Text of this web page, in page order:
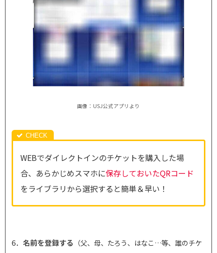
画像：USJ公式アプリより
WEBでダイレクトインのチケットを購入した場
合、あらかじめスマホに保存しておいたQRコード
をライブラリから選択すると簡単＆早い！
6． 名前を登録する （父、母、たろう、はなこ…等、誰のチケ